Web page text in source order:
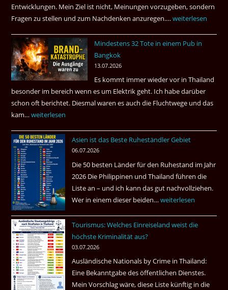
Entwicklungen. Mein Ziel ist nicht, Meinungen vorzugeben, sondern
Fragen zu stellen und zum Nachdenken anzuregen.…Russland
Was
können?
|
Helmut
fragt
weiterlesen
Mindestens 32 Tote in einem Pub in
Bangkok
13.07.2026
Es kommt immer wieder vor in Thailand
besonder im bereich wenn es um Elektrik geht. Ich habe darüber
schon oft berichtet. Diesmal waren es auch die Fluchtwege und das
kam…Mindestens
Tote
einem
Pub
Bangkok
weiterlesen
Asien ist das Beste Ruheständler Gebiet
06.07.2026
Die 50 besten Länder für den Ruhestand im Jahr
2026 Die Philippinen und Thailand führen die
Liste an – und ich kann das gut nachvollziehen.
Wer in einem dieser beiden…Asien
das
Gebiet
weiterlesen
Tourismus: Welches Einreiseland weist die
höchste Kriminalität aus?
03.07.2026
Ausländische Nationals by Crime in Thailand:
Eine Bekanntgabe des öffentlichen Dienstes.
Mein Vorschlag wäre, diese Liste künftig in die